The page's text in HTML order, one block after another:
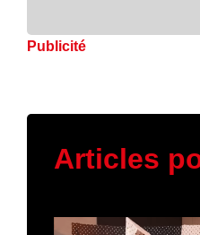
Publicité
Articles